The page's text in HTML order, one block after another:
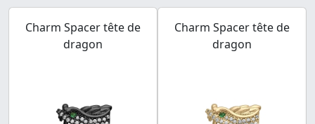
Charm Spacer tête de
dragon
Charm Spacer tête de
dragon